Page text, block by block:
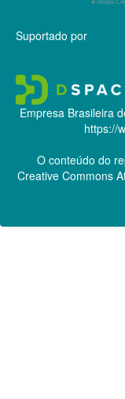
Suportado por
Empresa Brasileira
https://
O conteúdo do
Creative Commons